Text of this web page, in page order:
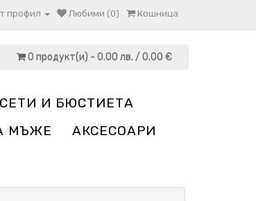
профил Любими (0) Кошница
0 продукт(и) - 0.00 лв. / 0.00 €
И БЮСТИЕТА
МЪЖЕ
АКСЕСОАРИ